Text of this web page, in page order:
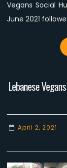
Vegans Social
June 2021
Lebanese
April 2, 2021